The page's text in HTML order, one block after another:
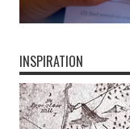
INSPIRATION